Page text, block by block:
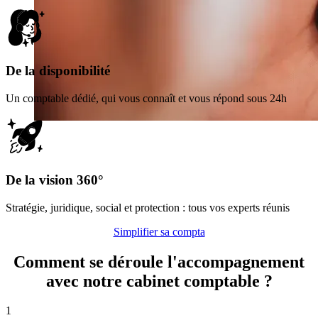
De la disponibilité
Un comptable dédié, qui vous connaît et vous répond sous 24h
De la vision 360°
Stratégie, juridique, social et protection : tous vos experts réunis
Simplifier sa compta
Comment se déroule l'accompagnement
avec notre cabinet comptable ?
1